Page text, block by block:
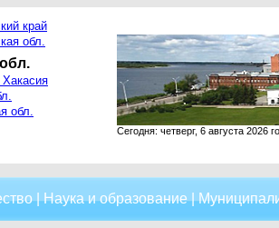
край
обл.
Хакасия
обл.
Сегодня: четверг, 6 августа 2026
|Наука и образование|